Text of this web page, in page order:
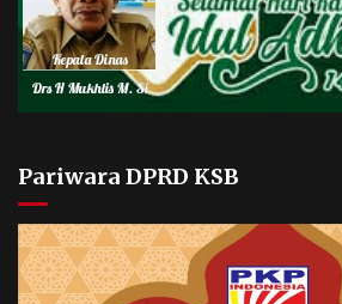
Pariwara DPRD KSB